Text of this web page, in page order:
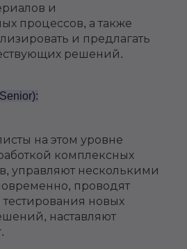
и
процессов, а также
и предлагать
решений.
на этом уровне
комплексных
управляют несколькими
проводят
новых
наставляют